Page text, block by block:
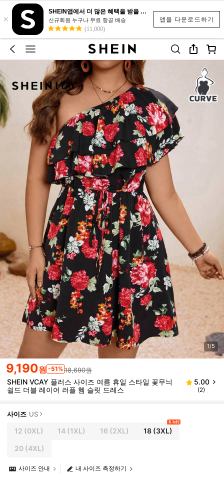
앱을 다운로드하기
×
SHEIN앱에서 더 많은 혜택을 받을 수 있어요.
신규회원 누구나 무료 항공 배송
(11,000)
1/5
9,190원 -51% 18,690원
SHEIN VCAY 플러스 사이즈 여름 휴일 스타일 꽃무늬
쉴드 더블 레이어 러플 헴 슬릿 드레스
5.00
(2)
사이즈 US
12 (0XL) 14 (1XL) 16 (2XL) 18(3XL)
6 left
20(4XL)
내 사이즈 측정하기
사이즈 안내